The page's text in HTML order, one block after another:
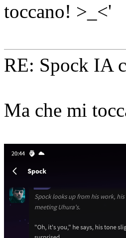
toccano! >_<'
RE: Spock IA
Ma che mi